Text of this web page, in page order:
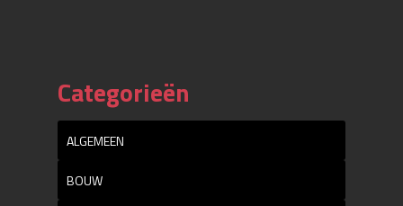
Categorieën
ALGEMEEN
BOUW